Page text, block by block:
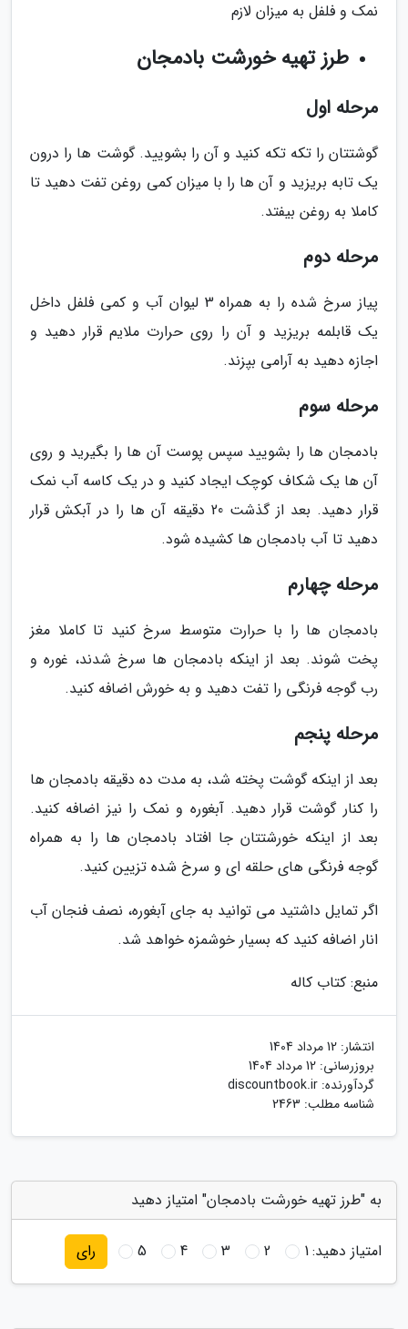
نمک و فلفل به میزان لازم
طرز تهیه خورشت بادمجان
مرحله اول
گوشتتان را تکه تکه کنید و آن را بشویید. گوشت ها را درون
یک تابه بریزید و آن ها را با میزان کمی روغن تفت دهید تا
کاملا به روغن بیفتد.
مرحله دوم
پیاز سرخ شده را به همراه 3 لیوان آب و کمی فلفل داخل
یک قابلمه بریزید و آن را روی حرارت ملایم قرار دهید و
اجازه دهید به آرامی بپزند.
مرحله سوم
بادمجان ها را بشویید سپس پوست آن ها را بگیرید و روی
آن ها یک شکاف کوچک ایجاد کنید و در یک کاسه آب نمک
قرار دهید. بعد از گذشت 20 دقیقه آن ها را در آبکش قرار
دهید تا آب بادمجان ها کشیده شود.
مرحله چهارم
بادمجان ها را با حرارت متوسط سرخ کنید تا کاملا مغز
پخت شوند. بعد از اینکه بادمجان ها سرخ شدند، غوره و
رب گوجه فرنگی را تفت دهید و به خورش اضافه کنید.
مرحله پنجم
بعد از اینکه گوشت پخته شد، به مدت ده دقیقه بادمجان ها
را کنار گوشت قرار دهید. آبغوره و نمک را نیز اضافه کنید.
بعد از اینکه خورشتتان جا افتاد بادمجان ها را به همراه
گوجه فرنگی های حلقه ای و سرخ شده تزیین کنید.
اگر تمایل داشتید می توانید به جای آبغوره، نصف فنجان آب
انار اضافه کنید که بسیار خوشمزه خواهد شد.
منبع: کتاب کاله
انتشار: 12 مرداد 1404
بروزرسانی: 12 مرداد 1404
گردآورنده: discountbook.ir
شناسه مطلب: 2463
به "طرز تهیه خورشت بادمجان" امتیاز دهید
امتیاز دهید:1
2
3
4
5 رای